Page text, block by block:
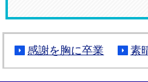
感謝を胸に卒業 素